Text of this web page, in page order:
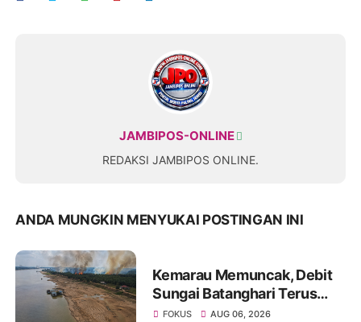
JAMBIPOS-ONLINE
REDAKSI JAMBIPOS ONLINE.
ANDA MUNGKIN MENYUKAI POSTINGAN INI
Kemarau Memuncak, Debit
Sungai Batanghari Terus
Menyusut, Jambi Hadapi
FOKUS AUG 06, 2026